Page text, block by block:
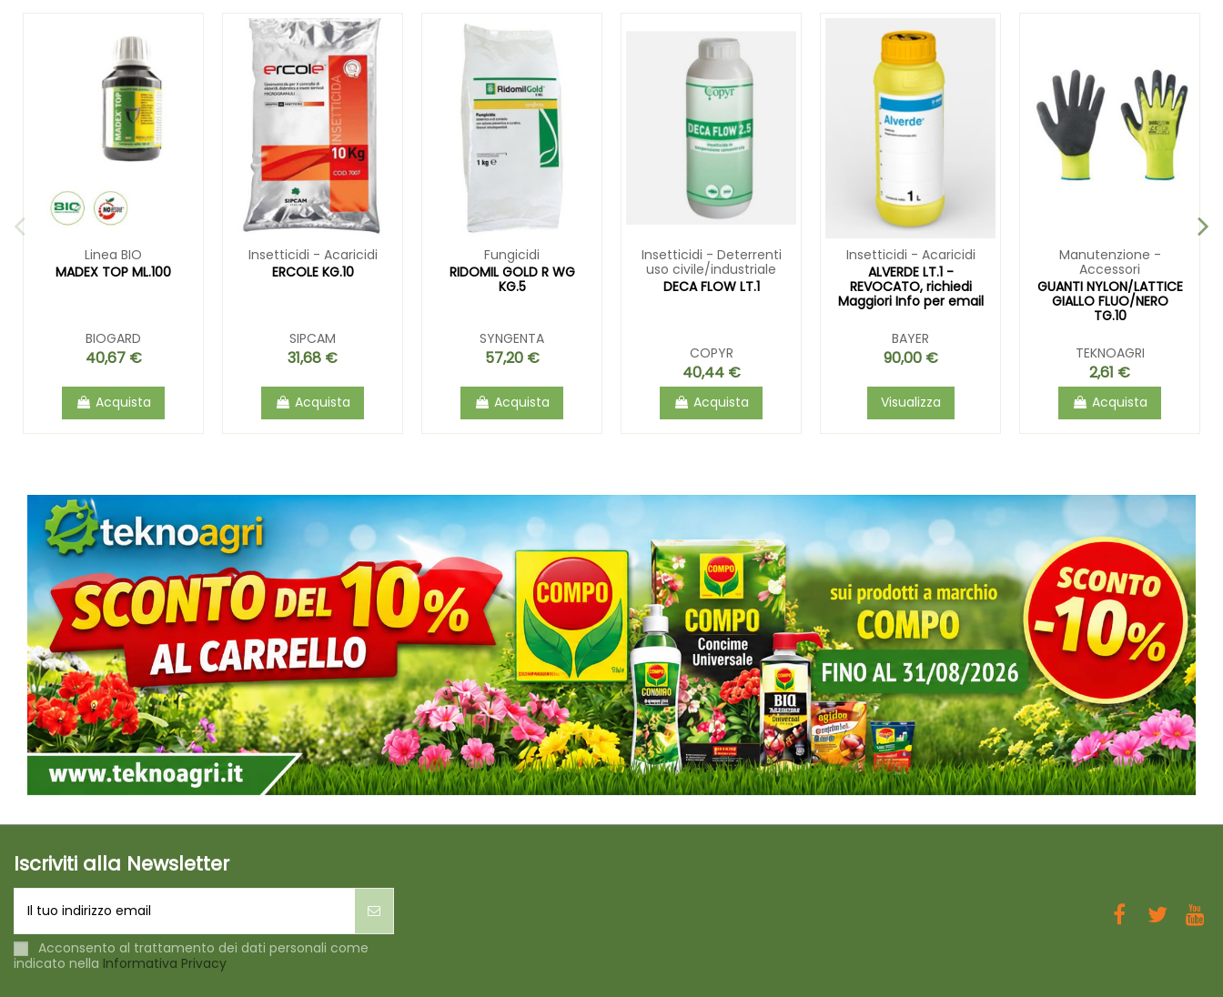
Linea BIO
MADEX TOP ML.100
BIOGARD
40,67 €
Acquista
Insetticidi - Acaricidi
ERCOLE KG.10
SIPCAM
31,68 €
Acquista
Fungicidi
RIDOMIL GOLD R WG
KG.5
SYNGENTA
57,20 €
Acquista
Insetticidi - Deterrenti
uso civile/industriale
DECA FLOW LT.1
COPYR
40,44 €
Acquista
Insetticidi - Acaricidi
ALVERDE LT.1 -
REVOCATO, richiedi
Maggiori Info per email
BAYER
90,00 €
Visualizza
Manutenzione -
Accessori
GUANTI NYLON/LATTICE
GIALLO FLUO/NERO
TG.10
TEKNOAGRI
2,61 €
Acquista
Iscriviti alla Newsletter
Acconsento al trattamento dei dati personali come
indicato nella Informativa Privacy